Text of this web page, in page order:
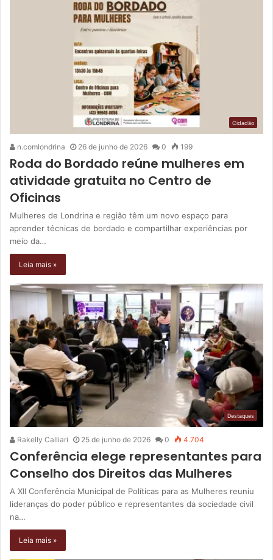
Cidadão
n.comlondrina 26 de junho de 2026 0 199
Roda do Bordado reúne mulheres em
atividade gratuita no Centro de
Oficinas
Mulheres de Londrina e região têm um novo espaço para
aprender técnicas de bordado e compartilhar experiências por
meio da…
Leia mais »
Destaques
Rakelly Calliari 25 de junho de 2026 0 4.704
Conferência elege representantes para
Conselho dos Direitos das Mulheres
A XII Conferência Municipal de Políticas para as Mulheres reuniu
lideranças do poder público e representantes da sociedade civil
na…
Leia mais »